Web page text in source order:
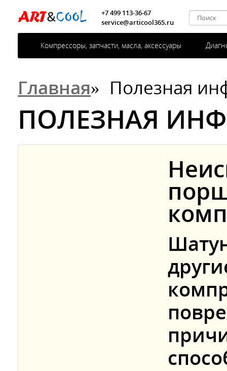
Компрессоры, запчасти, масла, аксессуары
+7 499 113-36-67
service@articool365.ru
Главная» Полезная
ПОЛЕЗНАЯ